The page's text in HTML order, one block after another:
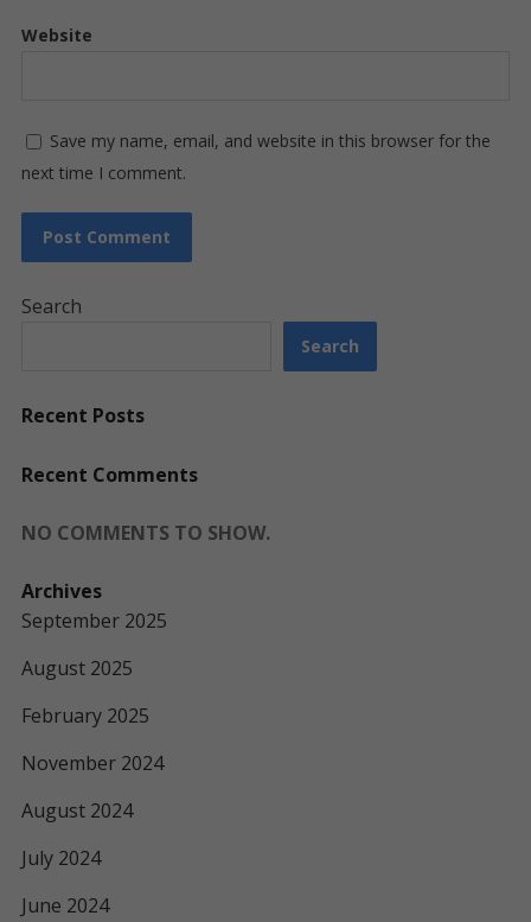
Website
Save my name, email, and website in this browser for the
next time I comment.
Search
Search
Recent Posts
Recent Comments
NO COMMENTS TO SHOW.
Archives
September 2025
August 2025
February 2025
November 2024
August 2024
July 2024
June 2024